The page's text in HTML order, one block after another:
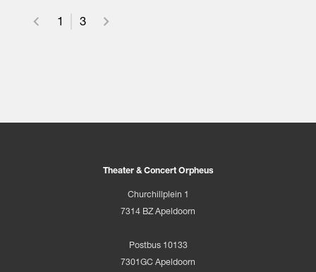
1 3
Theater & Concert Orpheus
Churchillplein 1
7314 BZ Apeldoorn
Postbus 10133
7301GC Apeldoorn